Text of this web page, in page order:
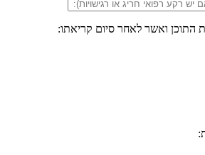
התוכן ואשר לאחר סיום קריאתו: